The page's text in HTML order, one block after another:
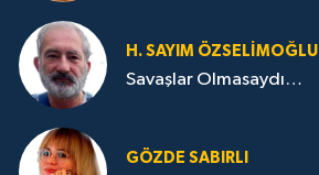
H. SAYIM ÖZSELİMOĞLU
Savaşlar Olmasaydı…
GÖZDE SABIRLI